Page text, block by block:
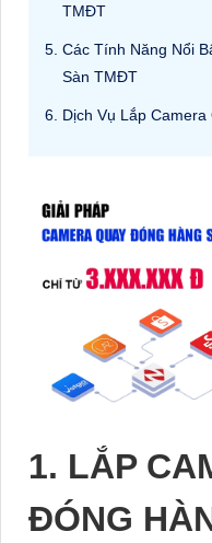
TMĐT
Các Tính Năng Nổi
Sàn TMĐT
Dịch Vụ Lắp
1. LẮP
ĐÓNG